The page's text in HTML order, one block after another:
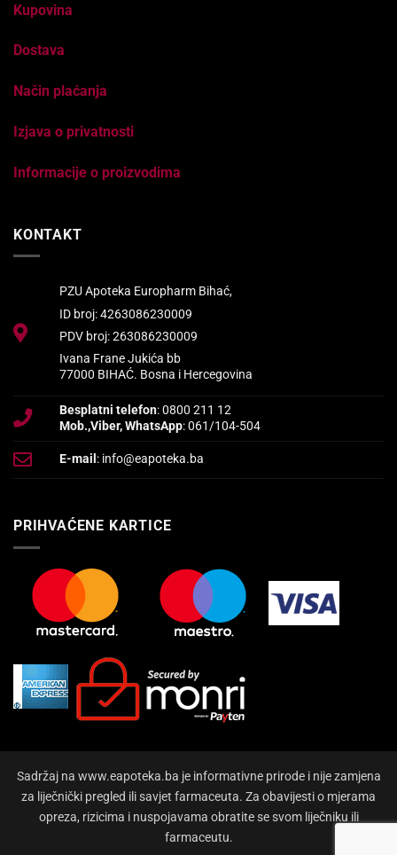
Kupovina
Dostava
Način plaćanja
Izjava o privatnosti
Informacije o proizvodima
KONTAKT
PZU Apoteka Europharm Bihać,
ID broj: 4263086230009
PDV broj: 263086230009
Ivana Frane Jukića bb
77000 BIHAĆ. Bosna i Hercegovina
Besplatni telefon: 0800 211 12
Mob.,Viber, WhatsApp: 061/104-504
E-mail : info@eapoteka.ba
PRIHVAĆENE KARTICE
Sadržaj na www.eapoteka.ba je informativne prirode i nije zamjena
za liječnički pregled ili savjet farmaceuta. Za obavijesti o mjerama
opreza, rizicima i nuspojavama obratite se svom liječniku ili
farmaceutu.